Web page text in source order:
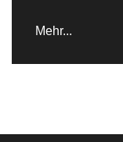
Mehr...